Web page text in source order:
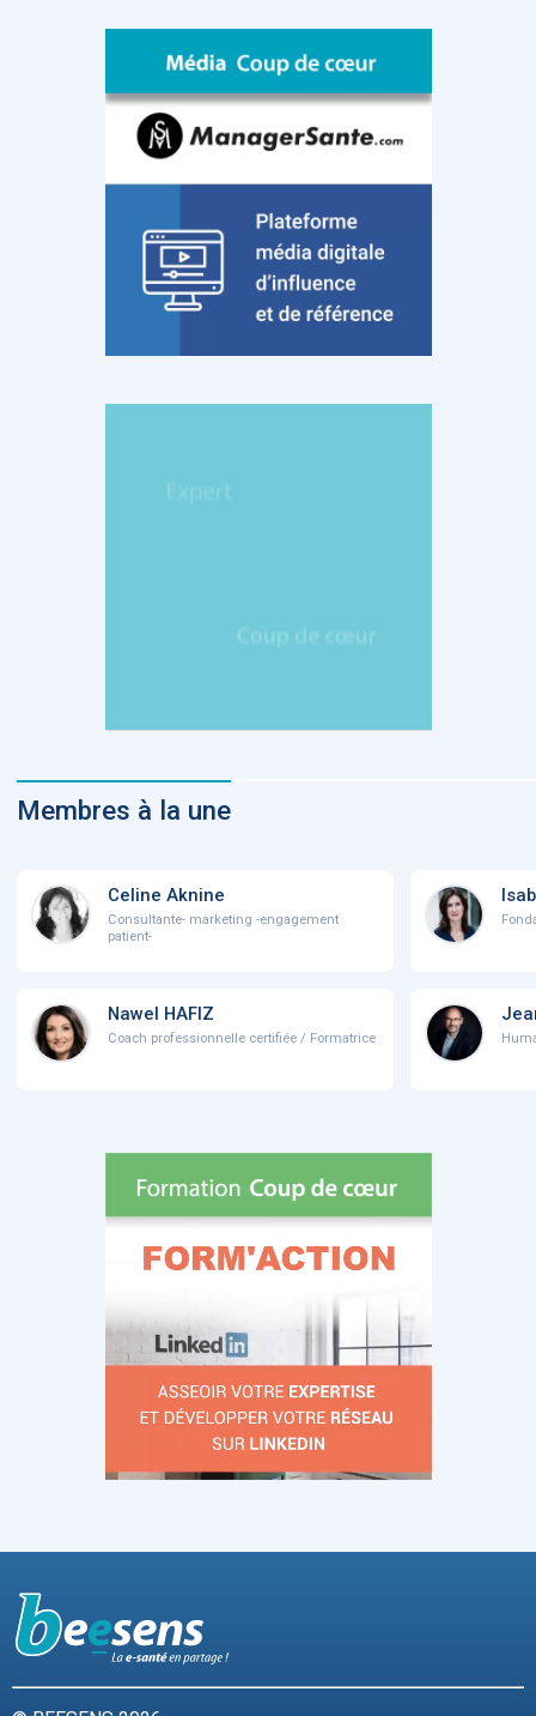
Membres à la une
Celine Aknine
Consultante- marketing -engagement
patient-
Nawel HAFIZ
Coach professionnelle certifiée / Formatrice